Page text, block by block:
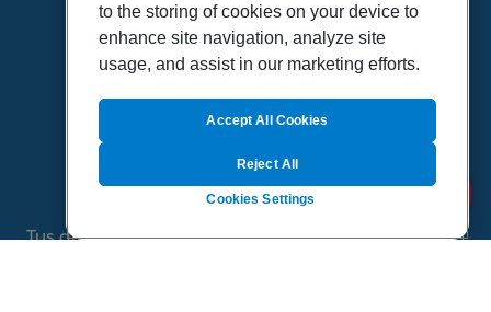
POLÍTICA DE PRIVACIDAD
POLÍTICA DE COOKIES
MAPA DEL SITIO
QUIENES SOMOS
Tus dudas de salud es un proyecto de Sanitas, todo
to the storing of cookies on your device to
enhance site navigation, analyze site
usage, and assist in our marketing efforts.
Cookies Settings
Reject All
Accept All Cookies